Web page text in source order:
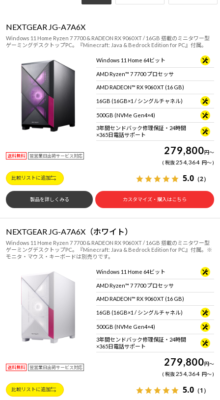
NEXTGEAR JG-A7A6X
Windows 11 Home Ryzen 7 7700 & RADEON RX 9060 XT / 16GB 搭載のミニタワー型
ゲーミングデスクトップPC。『Minecraft: Java & Bedrock Edition for PC』付属。
Windows 11 Home 64ビット
AMD Ryzen™ 7 7700 プロセッサ
AMD RADEON™ RX 9060 XT (16 GB)
16GB (16GB×1 / シングルチャネル)
500GB (NVMe Gen4×4)
3年間センドバック修理保証・24時間
×365日電話サポート
送料無料 翌営業日出荷サービス対応 279,800円～
税抜254,364 円～
比較リストに追加 5.0 （2）
製品を詳しくみる カスタマイズ・購入はこちら
NEXTGEAR JG-A7A6X（ホワイト）
Windows 11 Home Ryzen 7 7700 & RADEON RX 9060 XT / 16GB 搭載のミニタワー型
ゲーミングデスクトップPC。『Minecraft: Java & Bedrock Edition for PC』付属。※
モニタ・マウス・キーボードは別売りです。
Windows 11 Home 64ビット
AMD Ryzen™ 7 7700 プロセッサ
AMD RADEON™ RX 9060 XT (16 GB)
16GB (16GB×1 / シングルチャネル)
500GB (NVMe Gen4×4)
3年間センドバック修理保証・24時間
×365日電話サポート
送料無料 翌営業日出荷サービス対応 279,800円～
税抜254,364 円～
比較リストに追加 5.0 （1）